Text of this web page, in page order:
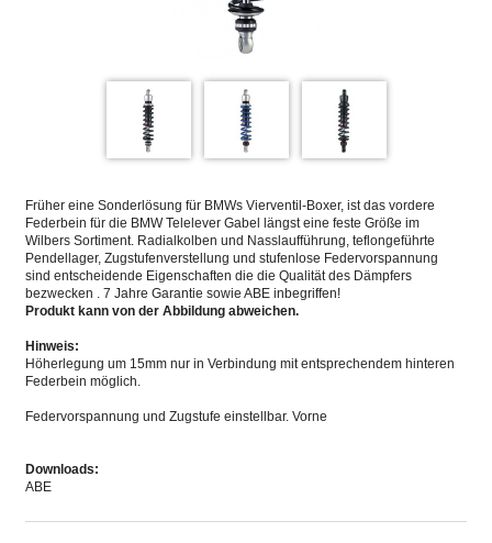
Früher eine Sonderlösung für BMWs Vierventil-Boxer, ist das vordere
Federbein für die BMW Telelever Gabel längst eine feste Größe im
Wilbers Sortiment. Radialkolben und Nasslaufführung, teflongeführte
Pendellager, Zugstufenverstellung und stufenlose Federvorspannung
sind entscheidende Eigenschaften die die Qualität des Dämpfers
bezwecken . 7 Jahre Garantie sowie ABE inbegriffen!
Produkt kann von der Abbildung abweichen.
Hinweis:
Höherlegung um 15mm nur in Verbindung mit entsprechendem hinteren
Federbein möglich.
Federvorspannung und Zugstufe einstellbar. Vorne
Downloads:
ABE